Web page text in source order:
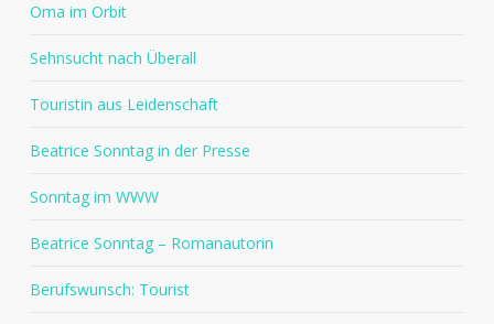
Oma im Orbit
Sehnsucht nach Überall
Touristin aus Leidenschaft
Beatrice Sonntag in der Presse
Sonntag im WWW
Beatrice Sonntag – Romanautorin
Berufswunsch: Tourist